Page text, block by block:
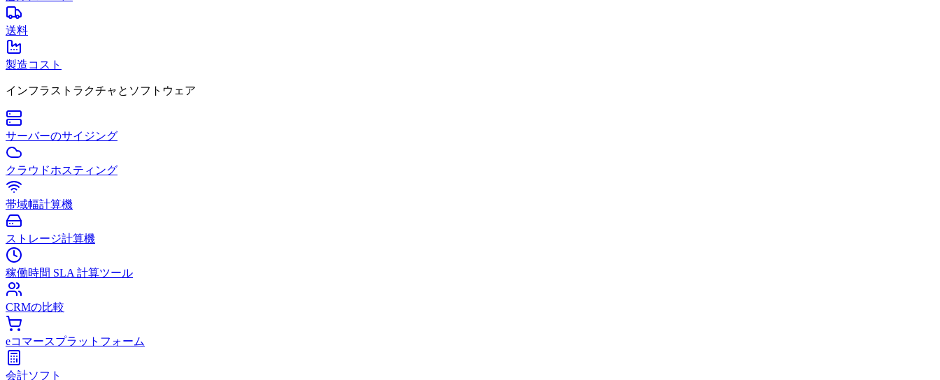
送料
製造コスト
インフラストラクチャとソフトウェア
サーバーのサイジング
クラウドホスティング
帯域幅計算機
ストレージ計算機
稼働時間 SLA 計算ツール
CRMの比較
eコマースプラットフォーム
会計ソフト